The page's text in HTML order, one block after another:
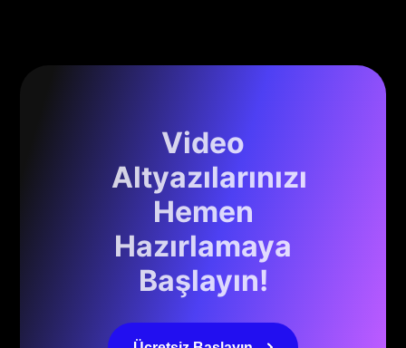
Video
Altyazılarınızı
Hemen
Hazırlamaya
Başlayın!